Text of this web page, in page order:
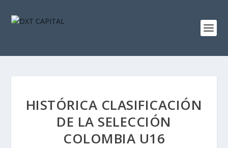
HISTÓRICA CLASIFICACIÓN
DE LA SELECCIÓN
COLOMBIA U16